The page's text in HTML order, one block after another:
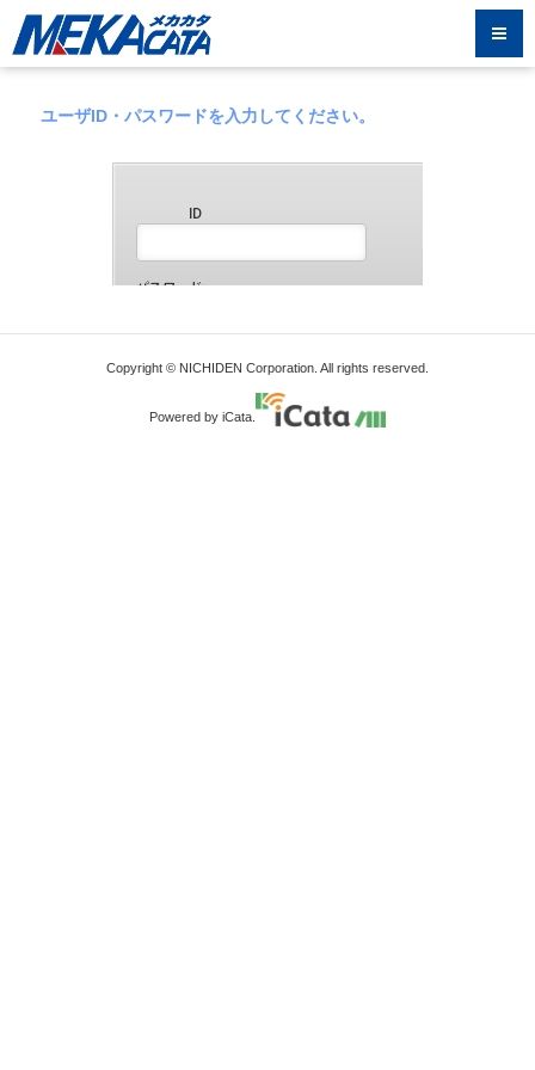
ユーザID・パスワードを入力してください。
Copyright © NICHIDEN Corporation. All rights reserved.
Powered by iCata.